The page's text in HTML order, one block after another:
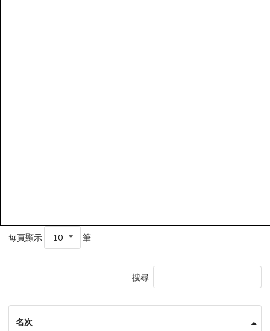
每頁顯示 10 筆
搜尋
名次